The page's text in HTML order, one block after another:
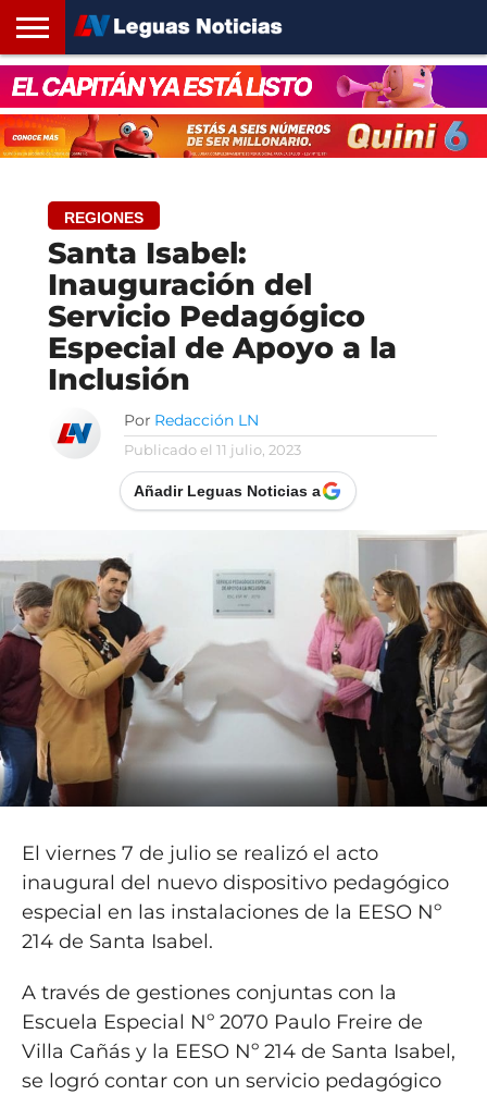
INICIO
SANTA
FE
ROSARIO24
REGIONES
ARGENTINA
OPINIÓN
CONTACTO
REGIONES
Santa Isabel:
Inauguración del
Servicio Pedagógico
Especial de Apoyo a la
Inclusión
Por Redacción LN
Publicado el 11 julio, 2023
Añadir Leguas Noticias a
El viernes 7 de julio se realizó el acto
inaugural del nuevo dispositivo pedagógico
especial en las instalaciones de la EESO Nº
214 de Santa Isabel.
A través de gestiones conjuntas con la
Escuela Especial Nº 2070 Paulo Freire de
Villa Cañás y la EESO Nº 214 de Santa Isabel,
se logró contar con un servicio pedagógico